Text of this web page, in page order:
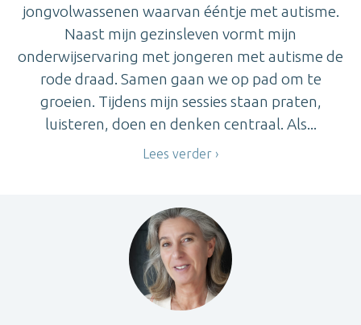
jongvolwassenen waarvan ééntje met autisme.
Naast mijn gezinsleven vormt mijn
onderwijservaring met jongeren met autisme de
rode draad. Samen gaan we op pad om te
groeien. Tijdens mijn sessies staan praten,
luisteren, doen en denken centraal. Als...
Lees verder